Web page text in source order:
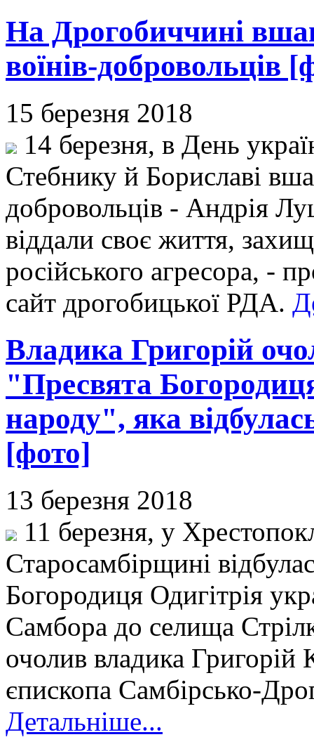
На Дрогобиччині
воїнів-добровольців
15 березня 2018
14 березня, в День
Стебнику й Бориславі
добровольців - Андрія
віддали своє життя,
російського агресора, -
сайт дрогобицької РДА.
Владика Григорій
"Пресвята
народу", яка
[фото]
13 березня 2018
11 березня, у
Старосамбірщині
Богородиця Одигітрія
Самбора до селища
очолив владика
єпископа Самбірсько-
Детальніше...